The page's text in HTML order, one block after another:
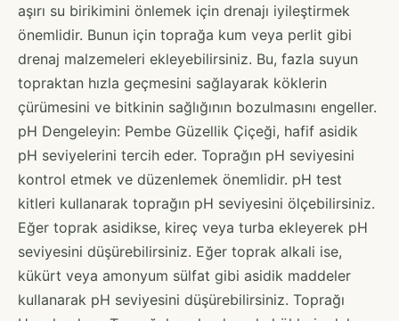
aşırı su birikimini önlemek için drenajı iyileştirmek
önemlidir. Bunun için toprağa kum veya perlit gibi
drenaj malzemeleri ekleyebilirsiniz. Bu, fazla suyun
topraktan hızla geçmesini sağlayarak köklerin
çürümesini ve bitkinin sağlığının bozulmasını engeller.
pH Dengeleyin: Pembe Güzellik Çiçeği, hafif asidik
pH seviyelerini tercih eder. Toprağın pH seviyesini
kontrol etmek ve düzenlemek önemlidir. pH test
kitleri kullanarak toprağın pH seviyesini ölçebilirsiniz.
Eğer toprak asidikse, kireç veya turba ekleyerek pH
seviyesini düşürebilirsiniz. Eğer toprak alkali ise,
kükürt veya amonyum sülfat gibi asidik maddeler
kullanarak pH seviyesini düşürebilirsiniz. Toprağı